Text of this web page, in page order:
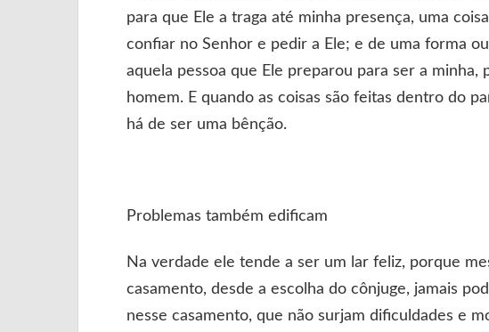
para que Ele a traga até minha presença, uma
confiar no Senhor e pedir a Ele; e de uma forma
aquela pessoa que Ele preparou para ser a minha,
homem. E quando as coisas são feitas dentro do
há de ser uma bênção.
Problemas também edificam
Na verdade ele tende a ser um lar feliz, porque
casamento, desde a escolha do cônjuge, jamais
nesse casamento, que não surjam dificuldades e